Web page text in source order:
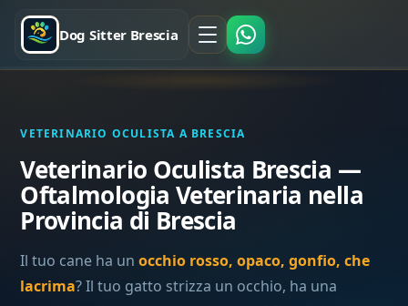
Dog Sitter Brescia
VETERINARIO OCULISTA A BRESCIA
Veterinario Oculista Brescia —
Oftalmologia Veterinaria nella
Provincia di Brescia
Il tuo cane ha unocchio rosso, opaco, gonfio, che
lacrima? Il tuo gatto strizza un occhio, ha una